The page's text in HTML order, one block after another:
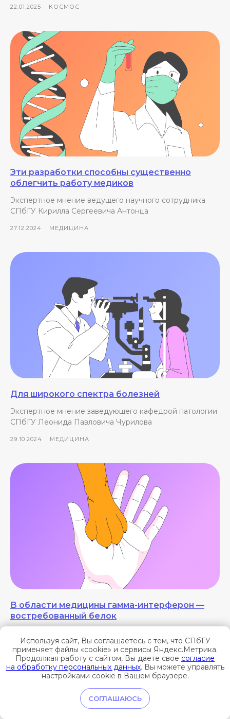
22.01.2025 КОСМОС
Эти разработки способны существенно
облегчить работу медиков
Экспертное мнение ведущего научного сотрудника
СПбГУ Кирилла Сергеевича Антонца
27.12.2024 МЕДИЦИНА
Для широкого спектра болезней
Экспертное мнение заведующего кафедрой патологии
СПбГУ Леонида Павловича Чурилова
29.10.2024 МЕДИЦИНА
В области медицины гамма-интерферон —
востребованный белок
заведующего кафедрой генетики и биотехнологии
СПбГУ Антона Александровича Нижникова
15.10.2024 ВЕТЕРИНАРИЯ
Используя сайт, Вы соглашаетесь с тем, что СПбГУ
применяет файлы «cookie» и сервисы Яндекс.Метрика.
Продолжая работу с сайтом, Вы даете свое согласие
на обработку персональных данных. Вы можете управлять
настройками cookie в Вашем браузере.
СОГЛАШАЮСЬ